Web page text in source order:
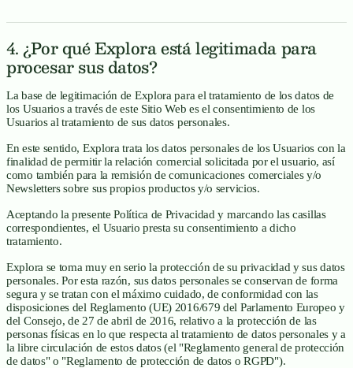
4. ¿Por qué Explora está legitimada para
procesar sus datos?
La base de legitimación de Explora para el tratamiento de los datos de
los Usuarios a través de este Sitio Web es el consentimiento de los
Usuarios al tratamiento de sus datos personales.
En este sentido, Explora trata los datos personales de los Usuarios con la
finalidad de permitir la relación comercial solicitada por el usuario, así
como también para la remisión de comunicaciones comerciales y/o
Newsletters sobre sus propios productos y/o servicios.
Aceptando la presente Política de Privacidad y marcando las casillas
correspondientes, el Usuario presta su consentimiento a dicho
tratamiento.
Explora se toma muy en serio la protección de su privacidad y sus datos
personales. Por esta razón, sus datos personales se conservan de forma
segura y se tratan con el máximo cuidado, de conformidad con las
disposiciones del Reglamento (UE) 2016/679 del Parlamento Europeo y
del Consejo, de 27 de abril de 2016, relativo a la protección de las
personas físicas en lo que respecta al tratamiento de datos personales y a
la libre circulación de estos datos (el "Reglamento general de protección
de datos" o "Reglamento de protección de datos o RGPD").